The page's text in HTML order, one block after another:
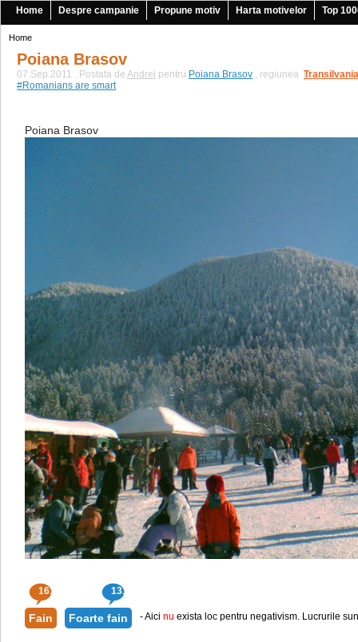
Home Despre campanie Propune motiv Harta motivelor Top
Home
Poiana Brasov
07.Sep.2011 . Postata de Andrei pentru Poiana Brasov , regiunea Transilvania
|
#Romanians are smart
Poiana Brasov
161 131
Fain Foarte fain - Aici nu exista loc pentru negativism. Lucrurile